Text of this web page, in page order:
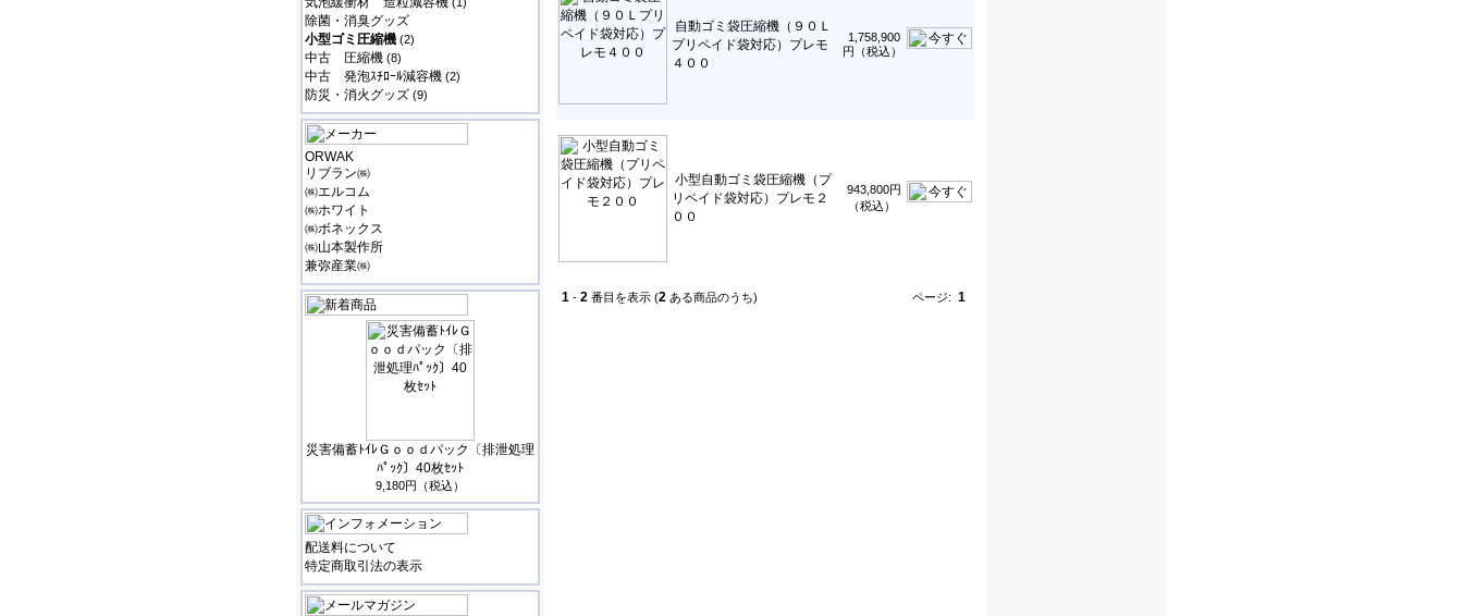
除菌・消臭グッズ
小型ゴミ圧縮機 (2)
中古 圧縮機 (8)
中古 発泡ｽﾁﾛｰﾙ減容機 (2)
防災・消火グッズ (9)
ORWAK
リブラン㈱
㈱エルコム
㈱ホワイト
㈱ボネックス
㈱山本製作所
兼弥産業㈱
災害備蓄ﾄｲﾚＧｏｏｄパック〔排泄処理
ﾊﾟｯｸ〕40枚ｾｯﾄ
9,180円（税込）
配送料について
特定商取引法の表示
自動ゴミ袋圧縮機（９０Ｌ
プリペイド袋対応）プレモ
４００
1,758,900
円（税込）
小型自動ゴミ袋圧縮機（プ
リペイド袋対応）プレモ２
００
943,800円
（税込）
1 - 2 番目を表示 (2 ある商品のうち) ページ: 1